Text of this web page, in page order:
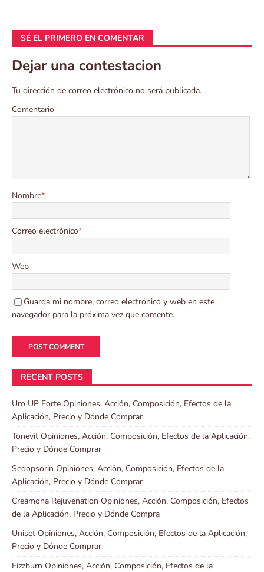
SÉ EL PRIMERO EN COMENTAR
Dejar una contestacion
Tu dirección de correo electrónico no será publicada.
Comentario
Nombre*
Correo electrónico*
Web
Guarda mi nombre, correo electrónico y web en este
navegador para la próxima vez que comente.
RECENT POSTS
Uro UP Forte Opiniones, Acción, Composición, Efectos de la
Aplicación, Precio y Dónde Comprar
Tonevit Opiniones, Acción, Composición, Efectos de la Aplicación,
Precio y Dónde Comprar
Sedopsorin Opiniones, Acción, Composición, Efectos de la
Aplicación, Precio y Dónde Comprar
Creamona Rejuvenation Opiniones, Acción, Composición, Efectos
de la Aplicación, Precio y Dónde Compra
Uniset Opiniones, Acción, Composición, Efectos de la Aplicación,
Precio y Dónde Comprar
Fizzburn Opiniones, Acción, Composición, Efectos de la